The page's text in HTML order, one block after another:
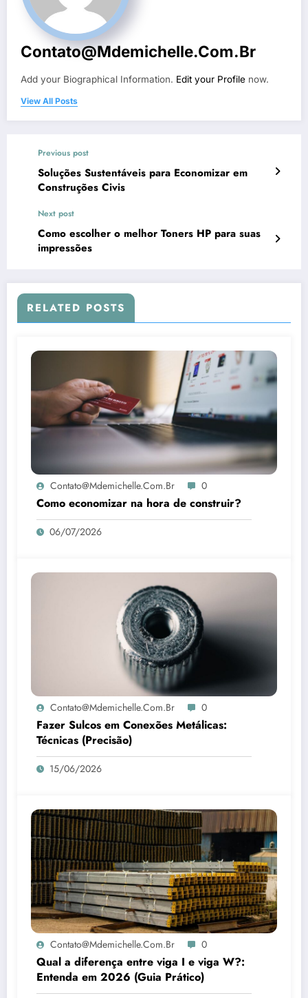
Contato@mdemichelle.com.br
Add your Biographical Information. Edit your Profile now.
View All Posts
Previous post
Soluções Sustentáveis para Economizar em
Construções Civis
Next post
Como escolher o melhor Toners HP para suas
impressões
RELATED POSTS
Contato@mdemichelle.com.br 0
Como economizar na hora de construir?
06/07/2026
Contato@mdemichelle.com.br 0
Fazer Sulcos em Conexões Metálicas:
Técnicas (Precisão)
15/06/2026
Contato@mdemichelle.com.br 0
Qual a diferença entre viga I e viga W?:
Entenda em 2026 (Guia Prático)